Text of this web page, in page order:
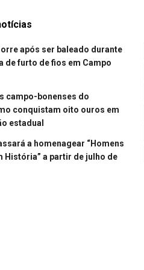
após ser baleado durante
de furto de fios em Campo
campo-bonenses do
conquistam oito ouros em
estadual
a homenagear “Homens
História” a partir de julho de